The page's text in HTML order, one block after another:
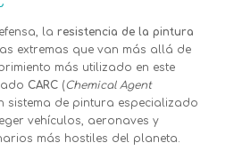
la resistencia de la pintura
extremas que van más allá de
más utilizado en este
CARC(Chemical Agent
sistema de pintura especializado
vehículos, aeronaves y
más hostiles del planeta.